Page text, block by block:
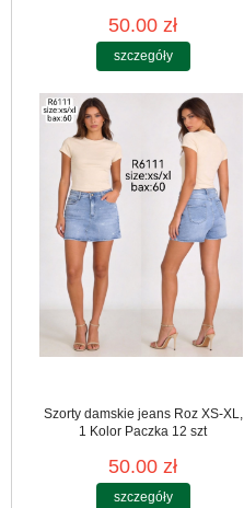
50.00 zł
szczegóły
Szorty damskie jeans Roz XS-XL,
1 Kolor Paczka 12 szt
50.00 zł
szczegóły